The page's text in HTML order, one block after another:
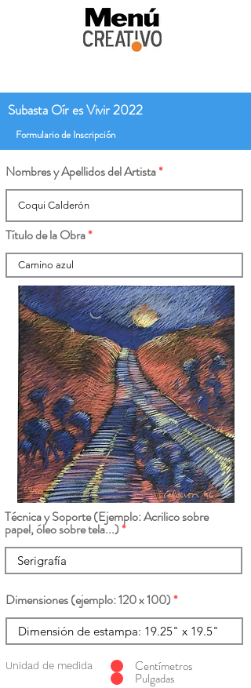
Subasta Oír es Vivir 2022
Formulario de Inscripción
Nombres y Apellidos del Artista
Título de la Obra
Técnica y Soporte (Ejemplo: Acrilico sobre
papel, óleo sobre tela...)
Dimensiones (ejemplo: 120 x 100)
Unidad de medida Centímetros
Pulgadas